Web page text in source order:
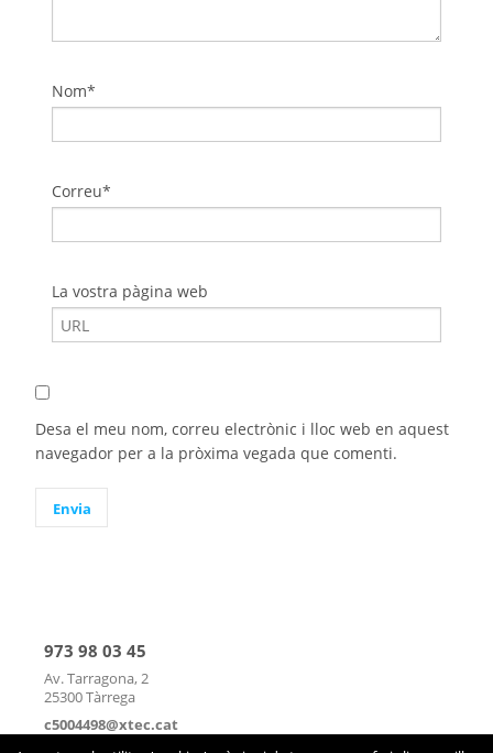
Nom*
Correu*
La vostra pàgina web
Desa el meu nom, correu electrònic i lloc web en aquest
navegador per a la pròxima vegada que comenti.
973 98 03 45
Av. Tarragona, 2
25300 Tàrrega
c5004498@xtec.cat
mapa
| contacte